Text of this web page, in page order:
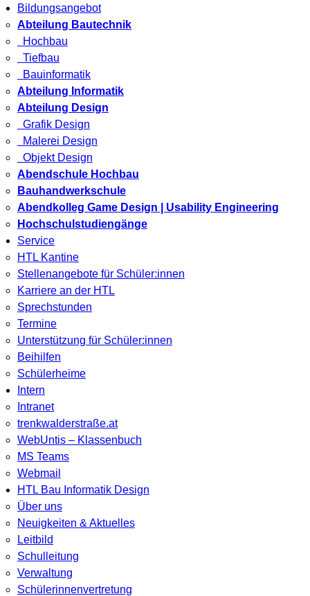
Bildungsangebot
Abteilung Bautechnik
Hochbau
Tiefbau
Bauinformatik
Abteilung Informatik
Abteilung Design
Grafik Design
Malerei Design
Objekt Design
Abendschule Hochbau
Bauhandwerkschule
Abendkolleg Game Design | Usability Engineering
Hochschulstudiengänge
Service
HTL Kantine
Stellenangebote für Schüler:innen
Karriere an der HTL
Sprechstunden
Termine
Unterstützung für Schüler:innen
Beihilfen
Schülerheime
Intern
Intranet
trenkwalderstraße.at
WebUntis – Klassenbuch
MS Teams
Webmail
HTL Bau Informatik Design
Über uns
Neuigkeiten & Aktuelles
Leitbild
Schulleitung
Verwaltung
Schülerinnenvertretung